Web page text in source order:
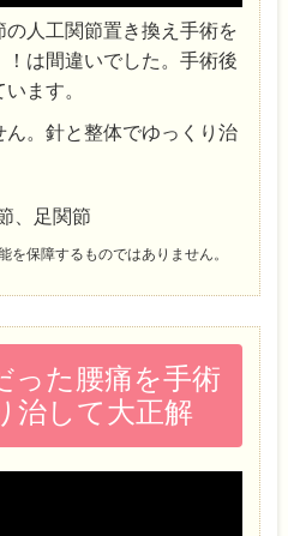
の人工関節置き換え手術を
！は間違いで­した。手術後
ます。
ん。針と整体でゆっくり治
、足関節
保障するものではありません。
った腰痛を手術
治して大正解